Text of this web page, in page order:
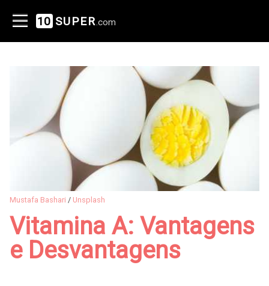
10 SUPER .com
Mustafa Bashari / Unsplash
Vitamina A: Vantagens
e Desvantagens